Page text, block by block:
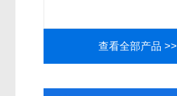
查看全部产品 >>